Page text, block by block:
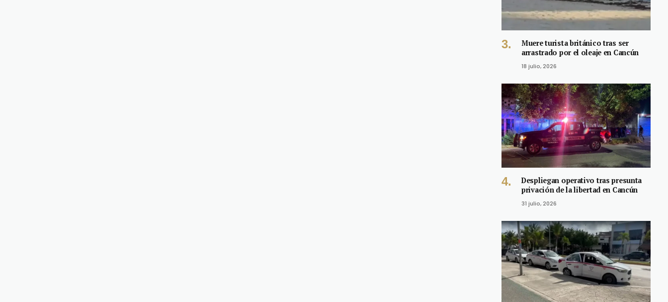
Muere turista británico tras ser
arrastrado por el oleaje en Cancún
18 julio, 2026
Despliegan operativo tras presunta
privación de la libertad en Cancún
31 julio, 2026